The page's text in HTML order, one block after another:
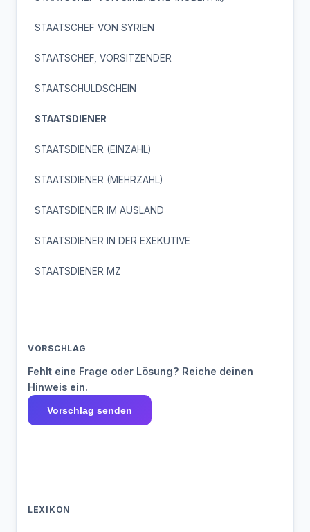
STAATSCHEF VON SYRIEN
STAATSCHEF, VORSITZENDER
STAATSCHULDSCHEIN
STAATSDIENER
STAATSDIENER (EINZAHL)
STAATSDIENER (MEHRZAHL)
STAATSDIENER IM AUSLAND
STAATSDIENER IN DER EXEKUTIVE
STAATSDIENER MZ
VORSCHLAG
Fehlt eine Frage oder Lösung? Reiche deinen
Hinweis ein.
Vorschlag senden
LEXIKON